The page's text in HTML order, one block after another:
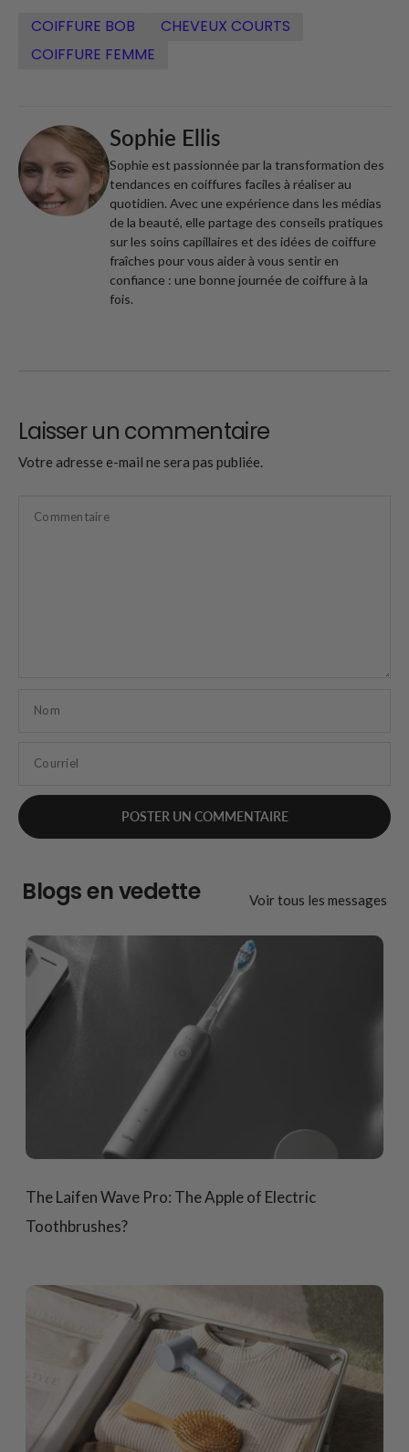
COIFFURE BOB
CHEVEUX COURTS
COIFFURE FEMME
Sophie Ellis
Sophie est passionnée par la transformation des
tendances en coiffures faciles à réaliser au
quotidien. Avec une expérience dans les médias
de la beauté, elle partage des conseils pratiques
sur les soins capillaires et des idées de coiffure
fraîches pour vous aider à vous sentir en
confiance : une bonne journée de coiffure à la
fois.
Laisser un commentaire
Votre adresse e-mail ne sera pas publiée.
Commentaire
Nom
Courriel
Blogs en vedette Voir tous les messages
The Laifen Wave Pro: The Apple of Electric
Toothbrushes?